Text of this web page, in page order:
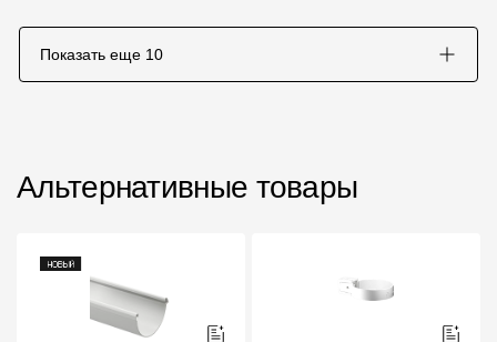
Показать еще 10
Альтернативные товары